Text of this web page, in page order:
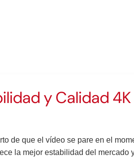
y Calidad 4K
de que el vídeo se pare en el
la mejor estabilidad del mercado